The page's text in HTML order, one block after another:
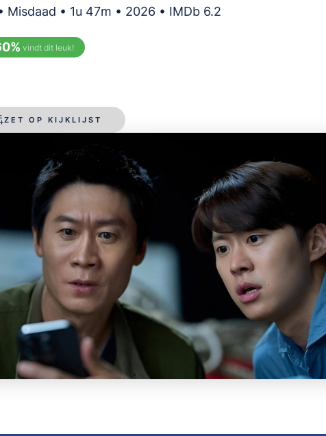
Misdaad • 1u 47m • 2026 • IMDb 6.2
% vindt dit leuk!
ZET OP KIJKLIJST